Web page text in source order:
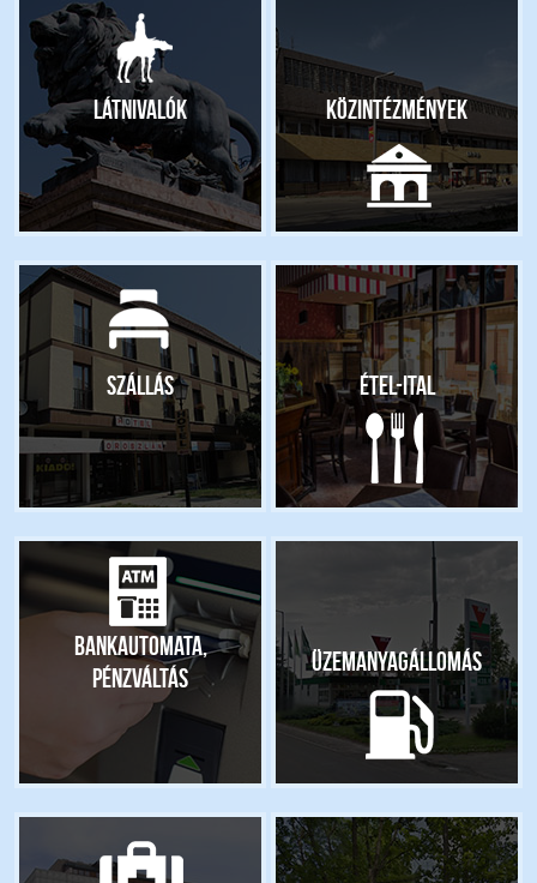
Látnivalók Közintézmények
Szállás Étel-ital
Bankautomata,
pénzváltás
Üzemanyagállomás